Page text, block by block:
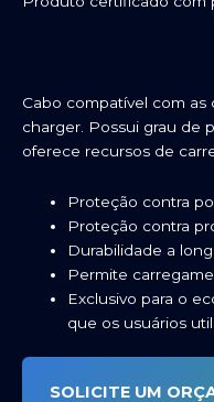
Cabo compatível com
charger. Possui grau de
oferece recursos de
Proteção contra
Proteção contra
Durabilidade a
Permite
Exclusivo para o
que os usuários
SOLICITE UM